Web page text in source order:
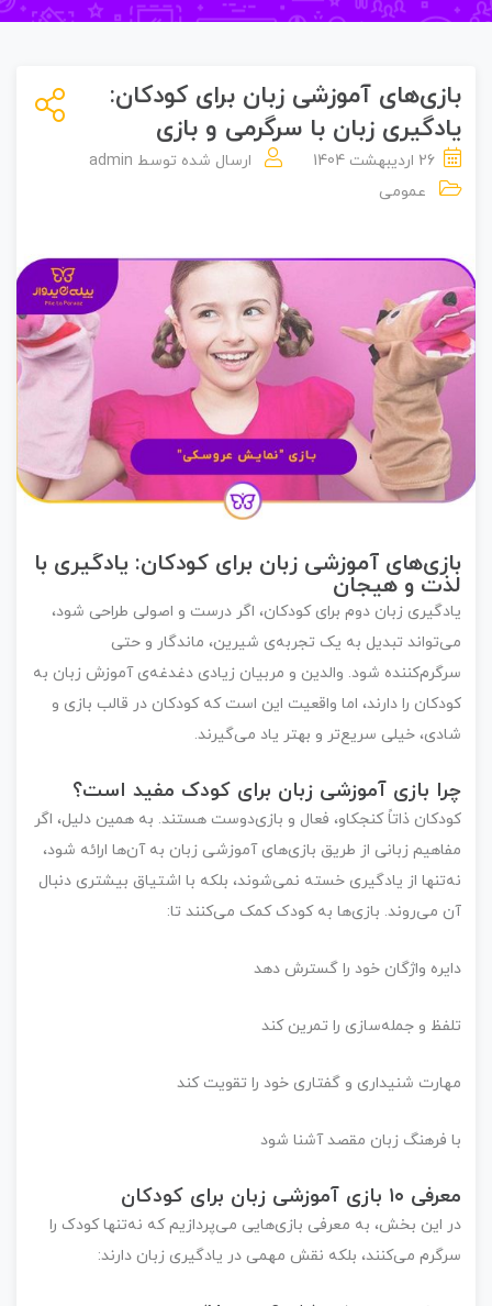
آموزشی زبان برای کودکان:
زبان با سرگرمی و بازی
26 اردیبهشت 1404 ارسال شده توسطadmin
عمومی
آموزشی زبان برای کودکان: یادگیری با
و هیجان
زبان دوم برای کودکان، اگر درست و اصولی طراحی شود،
تبدیل به یک تجربه‌ی شیرین، ماندگار و حتی
شود. والدین و مربیان زیادی دغدغه‌ی آموزش زبان به
را دارند، اما واقعیت این است کهکودکان در قالب بازی و
خیلی سریع‌تر و بهتر یاد می‌گیرند.
بازی آموزشی زبان برای کودک مفید است؟
ذاتاً کنجکاو، فعال و بازی‌دوست هستند. به همین دلیل، اگر
زبانی از طریق بازی‌های آموزشی زبانبه آن‌ها ارائه شود،
از یادگیری خسته نمی‌شوند، بلکه با اشتیاق بیشتری دنبال
می‌روند. بازی‌ها به کودک کمک می‌کنند تا:
واژگان خود را گسترش دهد
و جمله‌سازی را تمرین کند
شنیداری و گفتاری خود را تقویت کند
فرهنگ زبان مقصد آشنا شود
بازی آموزشی زبان برای کودکان
این بخش، به معرفی بازی‌هایی می‌پردازیم که نه‌تنها کودک را
می‌کنند، بلکه نقش مهمی دریادگیری زباندارند: